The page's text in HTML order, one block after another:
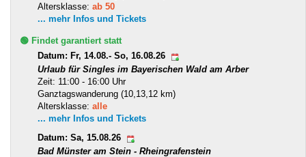
Altersklasse: ab 50
... mehr Infos und Tickets
🟢 Findet garantiert statt
Datum: Fr, 14.08.- So, 16.08.26
Urlaub für Singles im Bayerischen Wald am Arber
Zeit: 11:00 - 16:00 Uhr
Ganztagswanderung (10,13,12 km)
Altersklasse: alle
... mehr Infos und Tickets
Datum: Sa, 15.08.26
Bad Münster am Stein - Rheingrafenstein